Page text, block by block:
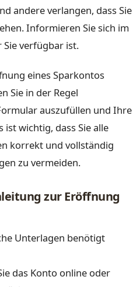
andere verlangen, dass Sie
Informieren Sie sich im
verfügbar ist.
eines Sparkontos
Sie in der Regel
auszufüllen und Ihre
wichtig, dass Sie alle
korrekt und vollständig
zu vermeiden.
zur Eröffnung
Unterlagen benötigt
das Konto online oder